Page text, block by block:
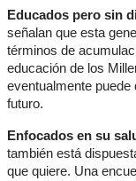
Educados pero sin
señalan que esta
términos de
educación de los
eventualmente puede
futuro.
Enfocados en su
también está
que quiere. Una